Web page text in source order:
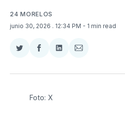
24 MORELOS
junio 30, 2026 . 12:34 PM - 1 min read
Compartir
Twitter
Compartir
Facebook
Compartir
LinkedIn
Compartir
Email
Foto: X